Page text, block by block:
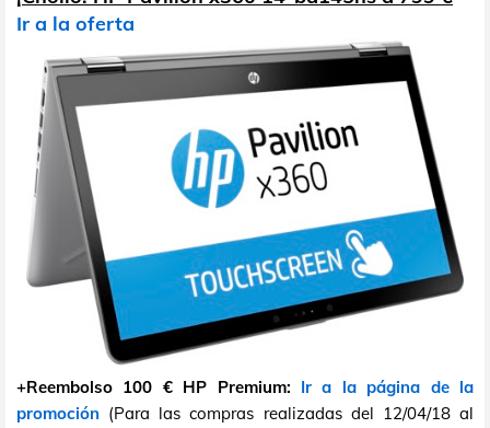
Ir a la oferta
+Reembolso 100 € HP Premium: Ir a la página de la
promoción (Para las compras realizadas del 12/04/18 al